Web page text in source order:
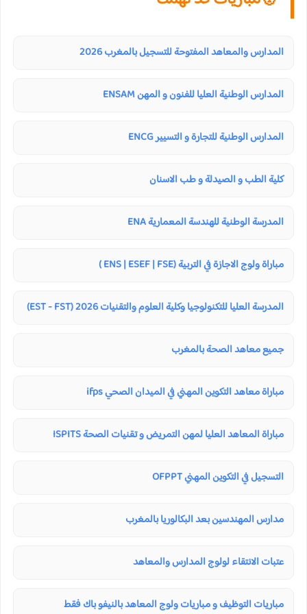
المدارس والمعاهد المفتوحة للتسجيل بالمغرب 2026
المدارس الوطنية العليا للفنون و المهن ENSAM
المدارس الوطنية للتجارة و التسيير ENCG
كلية الطب و الصيدلة و طب الاسنان
المدرسة الوطنية للهندسة المعمارية ENA
مباراة ولوج الاجازة في التربية (ENS | ESEF | FSE )
المدرسة العليا للتكنولوجيا وكلية العلوم والتقنيات 2026 (EST - FST)
جميع معاهد الصحة بالمغرب
مباراة معاهد التكوين المهني في الميدان الصحي ifps
مباراة المعاهد العليا لمهن التمريض و تقنيات الصحة ISPITS
التسجيل في التكوين المهني OFPPT
مدارس المهندسين بعد البكالوريا بالمغرب
عتبات الانتقاء لولوج المدارس والمعاهد
مباريات التوظيف و مباريات ولوج المعاهد بالنيفو باك فقط